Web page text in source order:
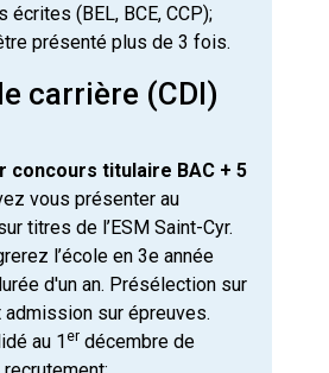
écrites (BEL, BCE, CCP);
présenté plus de 3 fois.
concours titulaire BAC + 5
vous présenter au
titres de l’ESM Saint-Cyr.
l’école en 3e année
d'un an. Présélection sur
sur épreuves.
au 1er décembre de